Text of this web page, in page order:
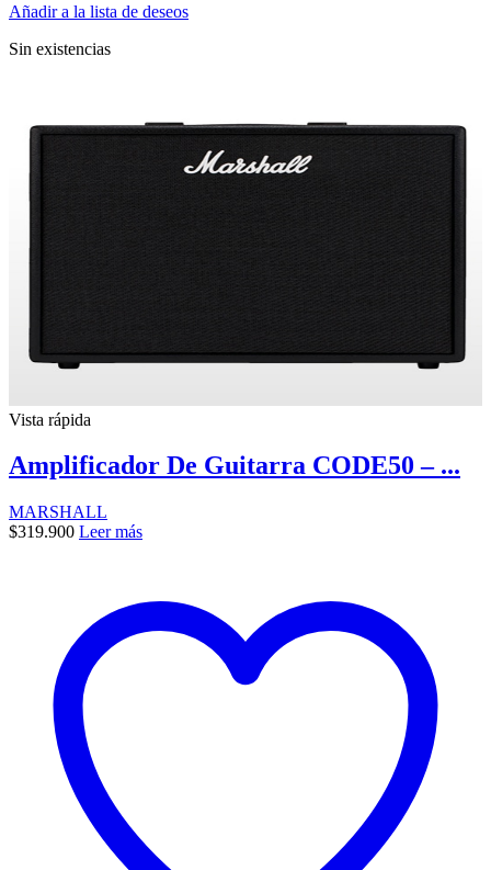
Añadir a la lista de deseos
Sin existencias
Vista rápida
Amplificador De Guitarra CODE50 – ...
MARSHALL
$319.900 Leer más